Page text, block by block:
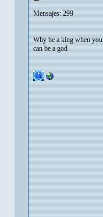
Mensajes: 299
Why be a king when you
can be a god